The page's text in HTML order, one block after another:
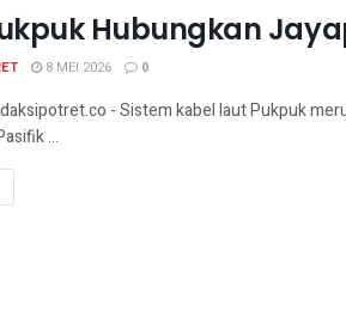
Hubungkan
8 MEI 2026 0
- Sistem kabel laut Pukpuk
...